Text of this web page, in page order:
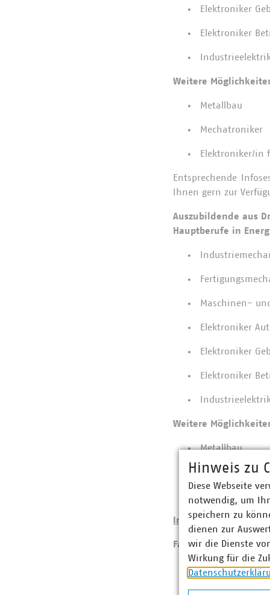
Elektroniker
Elektroniker
Weitere
Metallbau
Mechatroniker
Elektroniker/in
Entsprechende
Ihnen gern zur
Auszubildende aus
Hauptberufe in
Maschinen-
Elektroniker
Elektroniker
Elektroniker
Weitere
Metallbau
Mechatroniker
Elektroniker/in
Infosession:
Fachkräfte in der
Hinweis zu
Diese Webseite
notwendig, um
speichern zu
dienen zur
wir die Dienste
Wirkung für die